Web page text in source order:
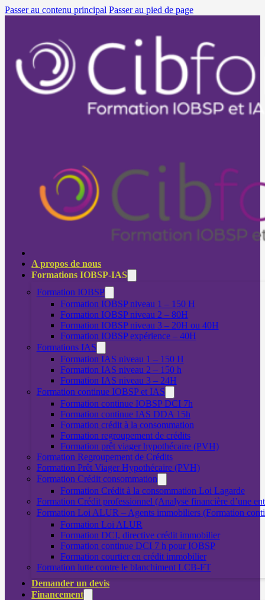
Passer au contenu principal Passer au pied de page
A propos de nous
Formations IOBSP-IAS
Formation IOBSP
Formation IOBSP niveau 1 – 150 H
Formation IOBSP niveau 2 – 80H
Formation IOBSP niveau 3 – 20H ou 40H
Formation IOBSP expérience – 40H
Formations IAS
Formation IAS niveau 1 – 150 H
Formation IAS niveau 2 – 150 h
Formation IAS niveau 3 – 24H
Formation continue IOBSP et IAS
Formation continue IOBSP DCI 7h
Formation continue IAS DDA 15h
Formation crédit à la consommation
Formation regroupement de crédits
Formation prêt viager hypothécaire (PVH)
Formation Regroupement de Crédits
Formation Prêt Viager Hypothécaire (PVH)
Formation Crédit consommation
Formation Crédit à la consommation Loi Lagarde
Formation Crédit professionnel (Analyse financière d’une
Formation Loi ALUR – Agents immobiliers (Formation
Formation Loi ALUR
Formation DCI, directive crédit immobilier
Formation continue DCI 7 h pour IOBSP
Formation courtier en crédit immobilier
Formation lutte contre le blanchiment LCB-FT
Demander un devis
Financement